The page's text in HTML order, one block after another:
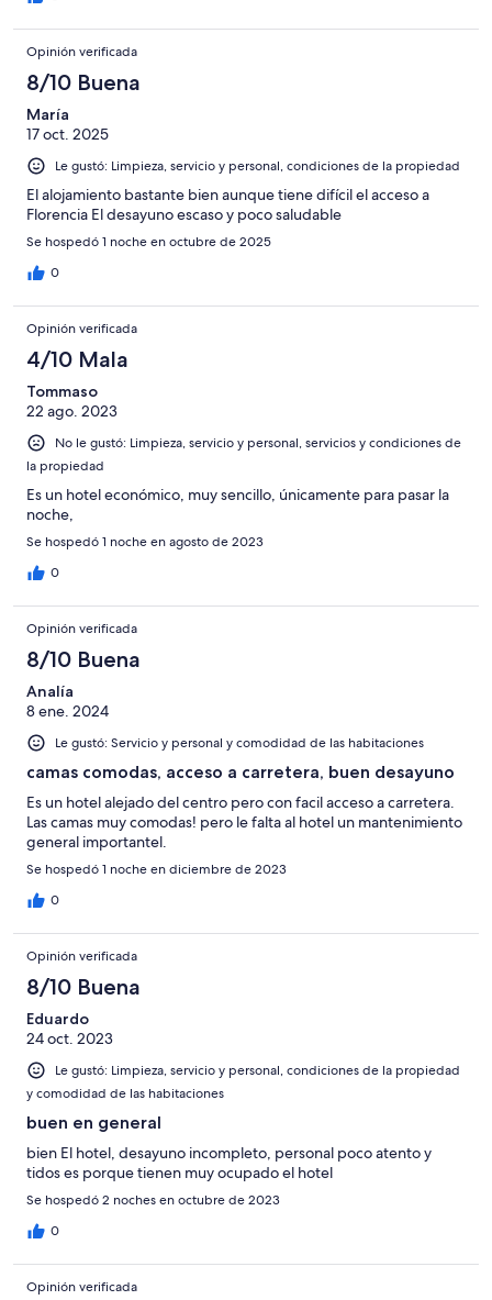
Opinión verificada
8/10 Buena
María
17 oct. 2025
Le gustó: Limpieza, servicio y personal, condiciones de la propiedad
El alojamiento bastante bien aunque tiene difícil el acceso a
Florencia El desayuno escaso y poco saludable
Se hospedó 1 noche en octubre de 2025
0
Opinión verificada
4/10 Mala
Tommaso
22 ago. 2023
No le gustó: Limpieza, servicio y personal, servicios y condiciones de
la propiedad
Es un hotel económico, muy sencillo, únicamente para pasar la
noche,
Se hospedó 1 noche en agosto de 2023
0
Opinión verificada
8/10 Buena
Analía
8 ene. 2024
Le gustó: Servicio y personal y comodidad de las habitaciones
camas comodas, acceso a carretera, buen desayuno
Es un hotel alejado del centro pero con facil acceso a carretera.
Las camas muy comodas! pero le falta al hotel un mantenimiento
general importantel.
Se hospedó 1 noche en diciembre de 2023
0
Opinión verificada
8/10 Buena
Eduardo
24 oct. 2023
Le gustó: Limpieza, servicio y personal, condiciones de la propiedad
y comodidad de las habitaciones
buen en general
bien El hotel, desayuno incompleto, personal poco atento y
tidos es porque tienen muy ocupado el hotel
Se hospedó 2 noches en octubre de 2023
0
Opinión verificada